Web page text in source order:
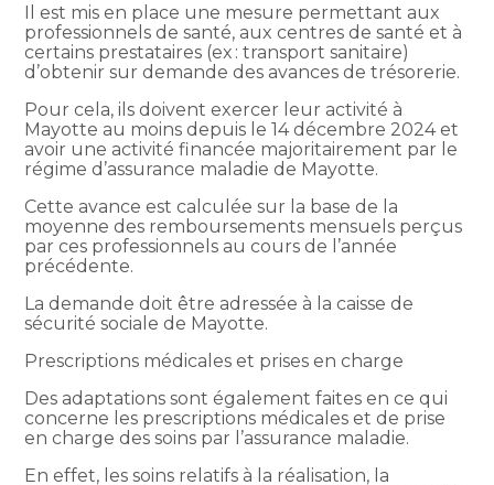
Il est mis en place une mesure permettant aux
professionnels de santé, aux centres de santé et à
certains prestataires (ex : transport sanitaire)
d’obtenir sur demande des avances de trésorerie.
Pour cela, ils doivent exercer leur activité à
Mayotte au moins depuis le 14 décembre 2024 et
avoir une activité financée majoritairement par le
régime d’assurance maladie de Mayotte.
Cette avance est calculée sur la base de la
moyenne des remboursements mensuels perçus
par ces professionnels au cours de l’année
précédente.
La demande doit être adressée à la caisse de
sécurité sociale de Mayotte.
Prescriptions médicales et prises en charge
Des adaptations sont également faites en ce qui
concerne les prescriptions médicales et de prise
en charge des soins par l’assurance maladie.
En effet, les soins relatifs à la réalisation, la